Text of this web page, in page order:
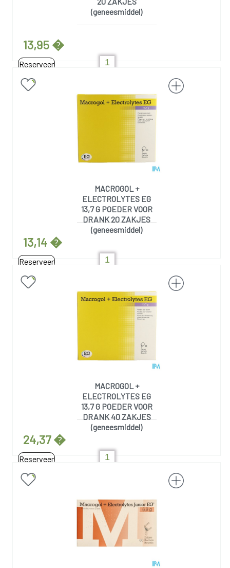
(geneesmiddel)
13,95 �
Reserveer
MACROGOL +
ELECTROLYTES EG
13,7 G POEDER VOOR
DRANK 20 ZAKJES
(geneesmiddel)
13,14 �
Reserveer
MACROGOL +
ELECTROLYTES EG
13,7 G POEDER VOOR
DRANK 40 ZAKJES
(geneesmiddel)
24,37 �
Reserveer